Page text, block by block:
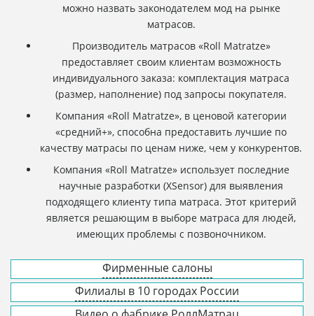
можно назвать законодателем мод на рынке
матрасов.
Производитель матрасов «Roll Matratze»
предоставляет своим клиентам возможность
индивидуального заказа: комплектация матраса
(размер, наполнение) под запросы покупателя.
Компания «Roll Matratze», в ценовой категории
«средний+», способна предоставить лучшие по
качеству матрасы по ценам ниже, чем у конкурентов.
Компания «Roll Matratze» использует последние
научные разработки (XSensor) для выявления
подходящего клиенту типа матраса. Этот критерий
является решающим в выборе матраса для людей,
имеющих проблемы с позвоночником.
Фирменные салоны
Филиалы в 10 городах России